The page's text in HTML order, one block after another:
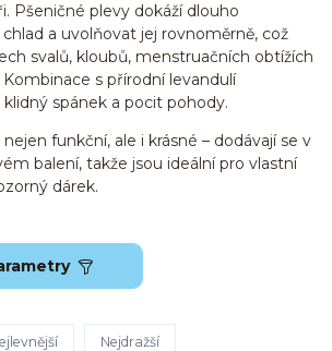
Pšeničné plevy dokáží dlouho
a uvolňovat jej rovnoměrně, což
svalů, kloubů, menstruačních obtížích
s přírodní levandulí
spánek a pocit pohody.
funkční, ale i krásné – dodávají se v
balení, takže jsou ideální pro vlastní
dárek.
Nejdražší